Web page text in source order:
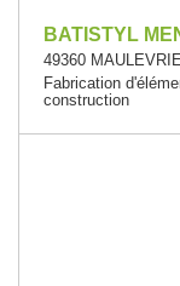
BATISTYL
49360
Fabrication
construction